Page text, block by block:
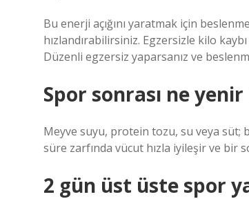
Bu enerji açığını yaratmak için
hızlandırabilirsiniz. Egzersizle kilo
Düzenli egzersiz yaparsanız ve
Spor sonrası ne
Meyve suyu, protein tozu, su veya
süre zarfında vücut hızla iyileşir ve bir
2 gün üst üste spor